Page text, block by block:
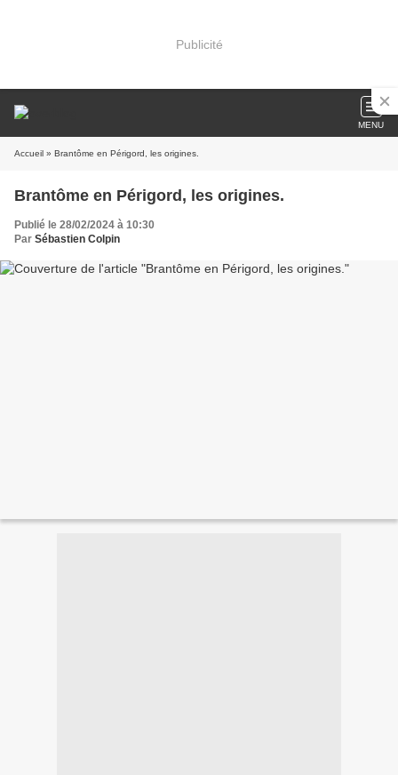
Publicité
MENU
Accueil » Brantôme en Périgord, les origines.
Brantôme en Périgord, les origines.
Publié le 28/02/2024 à 10:30
Par Sébastien Colpin